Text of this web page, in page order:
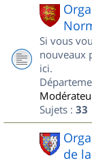
Si vous
nouveaux
ici.
Sujets : 33
de